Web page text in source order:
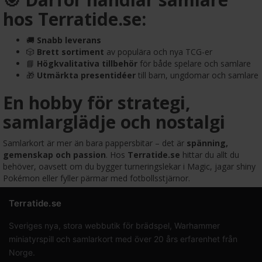
hos Terratide.se:
🚚 Snabb leverans
🎲 Brett sortiment av populära och nya TCG-er
📘 Högkvalitativa tillbehör för både spelare och samlare
🎁 Utmärkta presentidéer till barn, ungdomar och samlare
En hobby för strategi,
samlarglädje och nostalgi
Samlarkort är mer än bara pappersbitar – det är spänning,
gemenskap och passion. Hos Terratide.se hittar du allt du
behöver, oavsett om du bygger turneringslekar i Magic, jagar shiny
Pokémon eller fyller pärmar med fotbollsstjärnor.
Terratide.se
Sveriges nya, stora webbutik för brädspel, Warhammer
miniatyrspill och samlarkort med över 20 års erfarenhet från
Norge.